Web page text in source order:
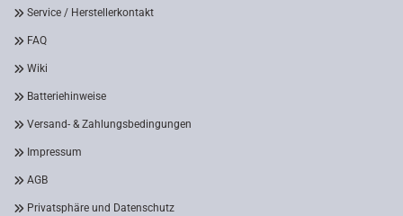
Service / Herstellerkontakt
FAQ
Wiki
Batteriehinweise
Versand- & Zahlungsbedingungen
Impressum
AGB
Privatsphäre und Datenschutz